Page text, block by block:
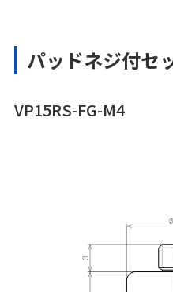
パッドネジ付セ
VP15RS-FG-M4